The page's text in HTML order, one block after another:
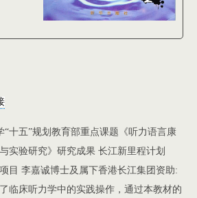
“十五”规划教育部重点课题《听力语言康
实验研究》研究成果 长江新里程计划
李嘉诚博士及属下香港长江集团资助:
临床听力学中的实践操作，通过本教材的